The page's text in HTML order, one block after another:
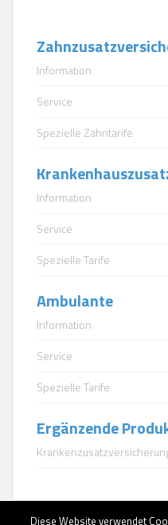
Information
Service
Spezielle Zahntarife
Information
Service
Spezielle Tarife
Ambulante
Information
Service
Spezielle Tarife
Ergänzende
Diese Website verwendet